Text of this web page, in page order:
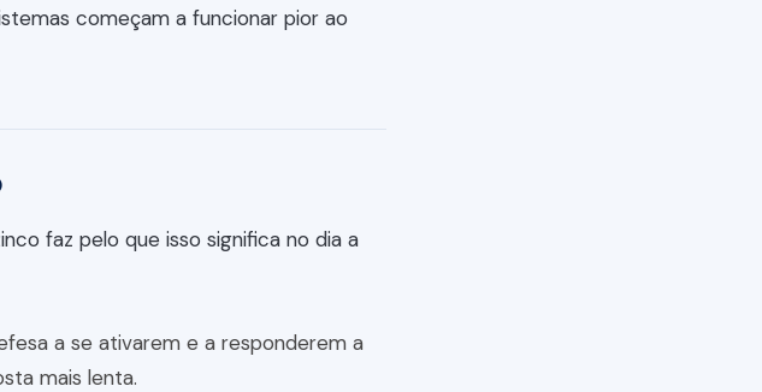
começam a funcionar pior ao
faz pelo que isso significa no dia a
a se ativarem e a responderem a
mais lenta.